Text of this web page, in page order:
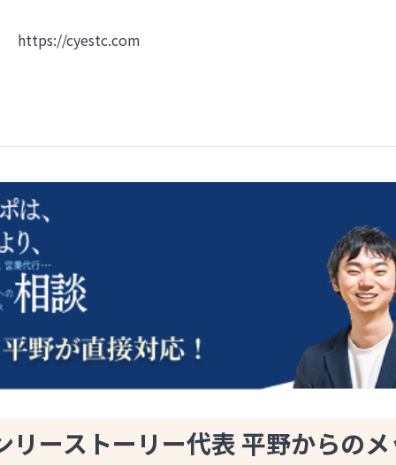
https://cyestc.com
リーストーリー代表 平野からの